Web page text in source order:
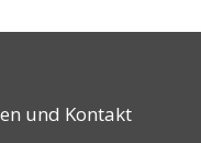
und Kontakt